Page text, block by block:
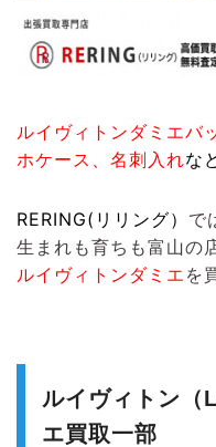
ルイヴィトンダミエバ
ホケース、名刺入れな
RERING(リリング） で
生まれも育ちも富山の
ルイヴィトンダミエ を
ルイヴィトン（
エ買取一部